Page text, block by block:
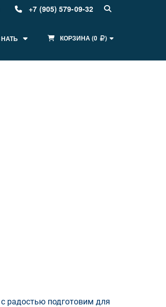
+7 (905) 579-09-32
КОРЗИНА(0 )
радостью подготовим для